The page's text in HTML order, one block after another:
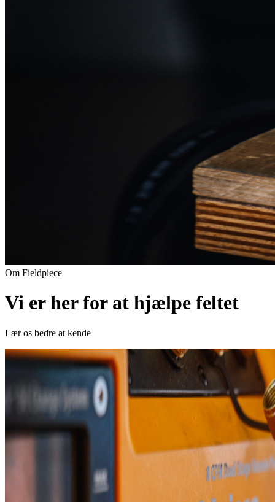
Om Fieldpiece
Vi er her for at hjælpe feltet
Lær os bedre at kende